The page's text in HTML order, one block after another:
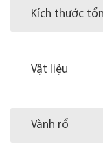
Kích thước
Vật liệu
Vành rổ